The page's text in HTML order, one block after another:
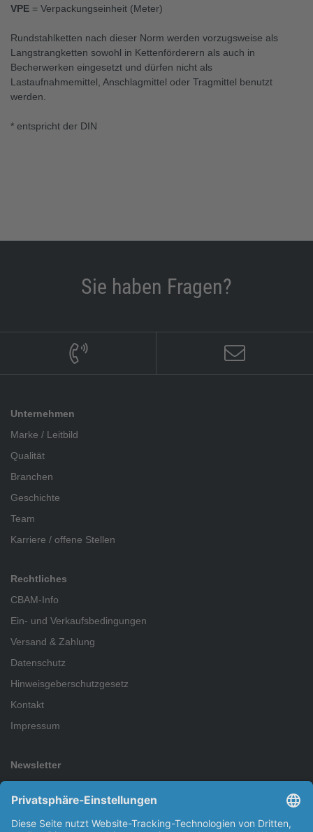
VPE = Verpackungseinheit (Meter)
Rundstahlketten nach dieser Norm werden vorzugsweise als
Langstrangketten sowohl in Kettenförderern als auch in
Becherwerken eingesetzt und dürfen nicht als
Lastaufnahmemittel, Anschlagmittel oder Tragmittel benutzt
werden.
* entspricht der DIN
Sie haben Fragen?
Unternehmen
Marke / Leitbild
Qualität
Branchen
Geschichte
Team
Karriere / offene Stellen
Rechtliches
CBAM-Info
Ein- und Verkaufsbedingungen
Versand & Zahlung
Datenschutz
Hinweisgeberschutzgesetz
Kontakt
Impressum
Newsletter
keine Neuigkeit oder Aktion mehr.